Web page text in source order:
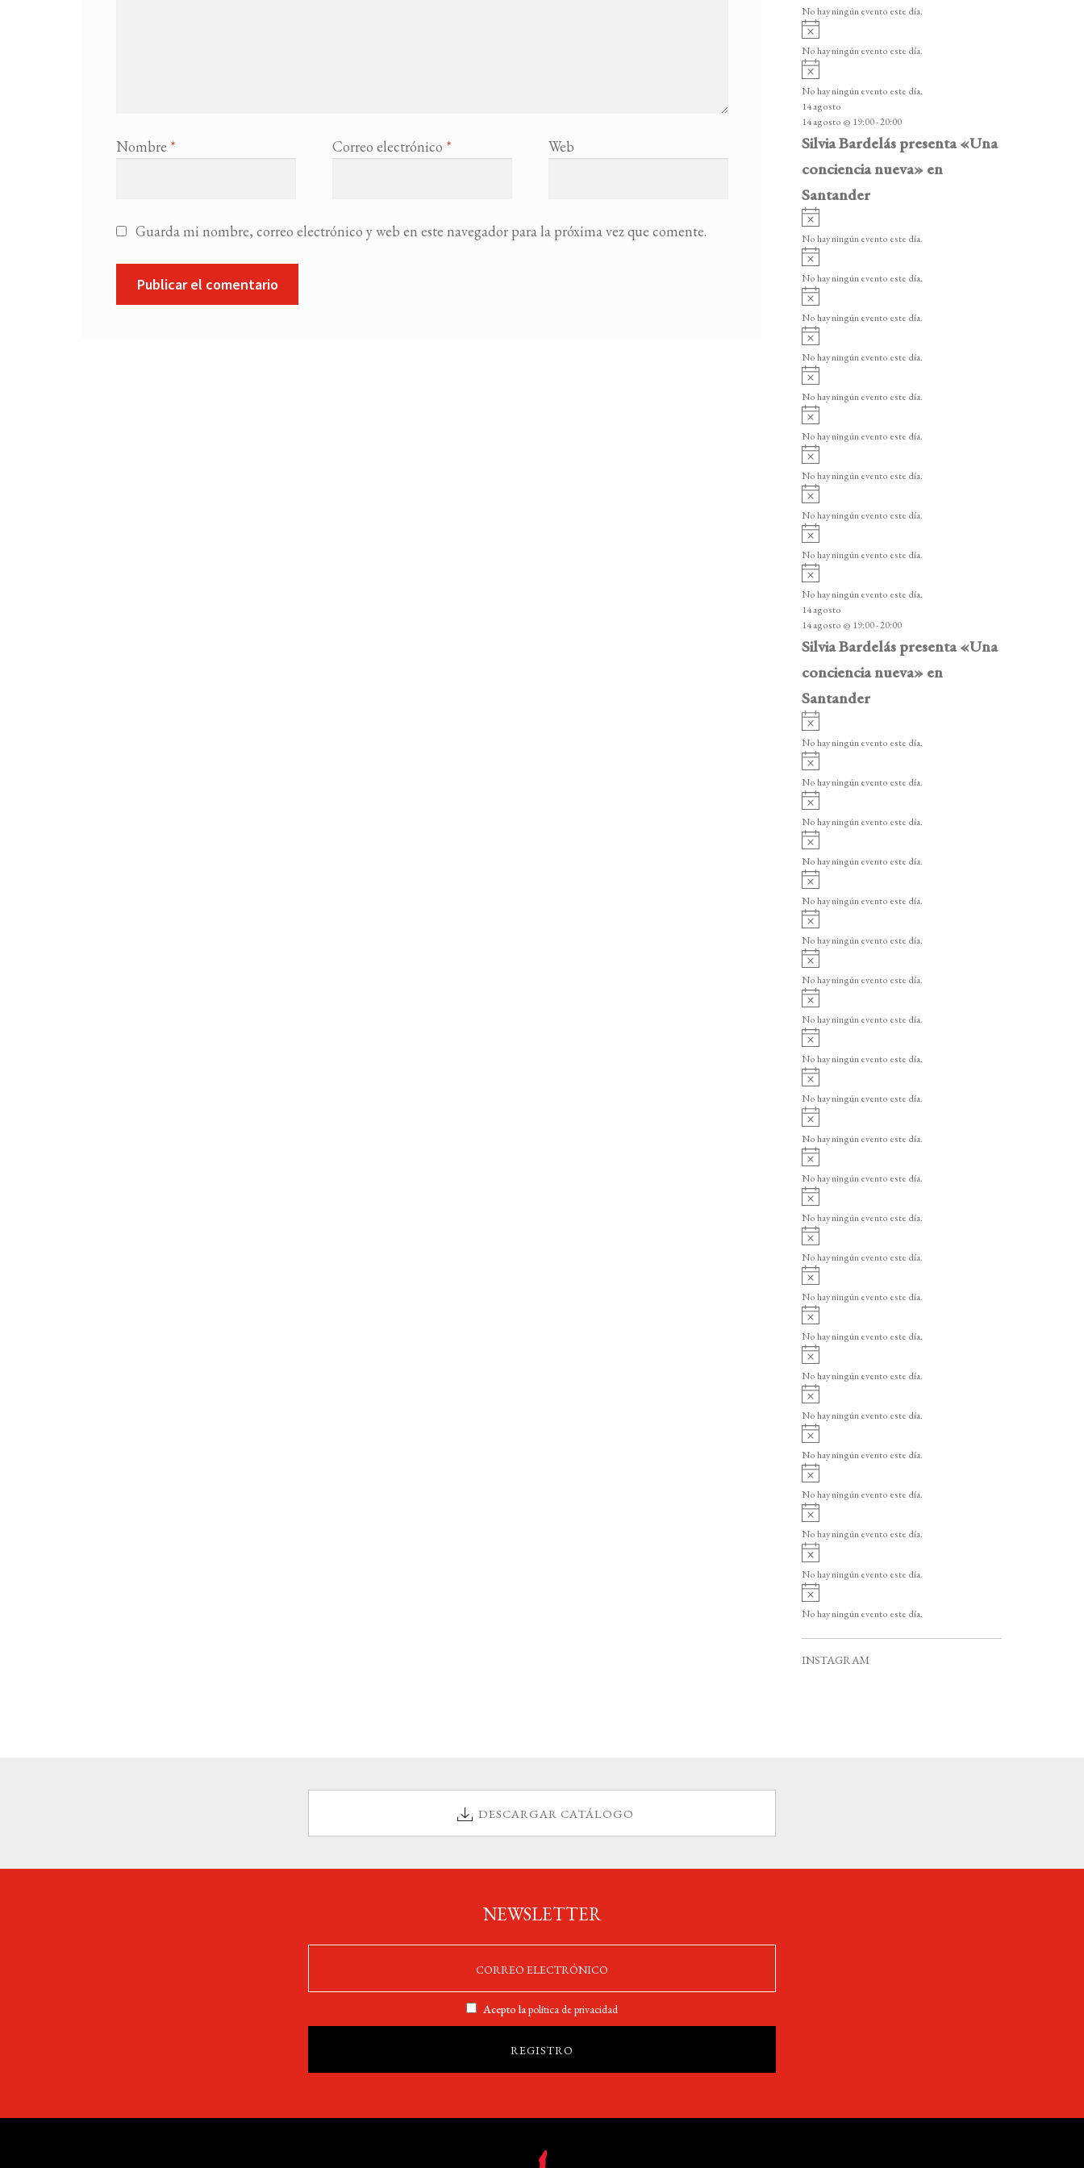
Nombre * Correo electrónico * Web
Guarda mi nombre, correo electrónico y web en este navegador para la próxima vez que comente.
e
n
t
o
s
o
i
o
No hay ningún evento este día.
v
i
o
No hay ningún evento este día.
A
v
i
s
o
No hay ningún evento este día.
14 agosto
14 agosto @ 19:00-20:00
Silvia Bardelás presenta «Una
conciencia nueva» en
Santander
A
v
i
o
No hay ningún evento este día.
v
i
o
No hay ningún evento este día.
v
i
o
No hay ningún evento este día.
v
i
o
No hay ningún evento este día.
v
i
o
No hay ningún evento este día.
v
i
o
No hay ningún evento este día.
v
i
o
No hay ningún evento este día.
v
i
o
No hay ningún evento este día.
v
i
o
No hay ningún evento este día.
v
i
s
o
No hay ningún evento este día.
14 agosto
14 agosto @ 19:00-20:00
Silvia Bardelás presenta «Una
conciencia nueva» en
Santander
A
v
i
o
No hay ningún evento este día.
A
v
i
o
No hay ningún evento este día.
v
i
o
No hay ningún evento este día.
v
i
o
No hay ningún evento este día.
v
i
o
No hay ningún evento este día.
v
i
o
No hay ningún evento este día.
v
i
o
No hay ningún evento este día.
v
i
o
No hay ningún evento este día.
v
i
o
No hay ningún evento este día.
v
i
o
No hay ningún evento este día.
A
v
i
o
No hay ningún evento este día.
A
v
i
o
No hay ningún evento este día.
A
v
i
o
No hay ningún evento este día.
v
i
o
No hay ningún evento este día.
v
i
o
No hay ningún evento este día.
v
i
o
No hay ningún evento este día.
v
i
o
No hay ningún evento este día.
v
i
o
No hay ningún evento este día.
v
i
o
No hay ningún evento este día.
v
i
o
No hay ningún evento este día.
v
i
o
No hay ningún evento este día.
A
v
i
o
No hay ningún evento este día.
A
v
i
No hay ningún evento este día.
INSTAGRAM
DESCARGAR CATÁLOGO
NEWSLETTER
Acepto lapolítica de privacidad